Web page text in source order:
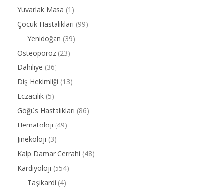
Yuvarlak Masa (1)
Çocuk Hastalıkları (99)
Yenidoğan (39)
Osteoporoz (23)
Dahiliye (36)
Diş Hekimliği (13)
Eczacılık (5)
Göğüs Hastalıkları (86)
Hematoloji (49)
Jinekoloji (3)
Kalp Damar Cerrahi (48)
Kardiyoloji (554)
Taşikardi (4)